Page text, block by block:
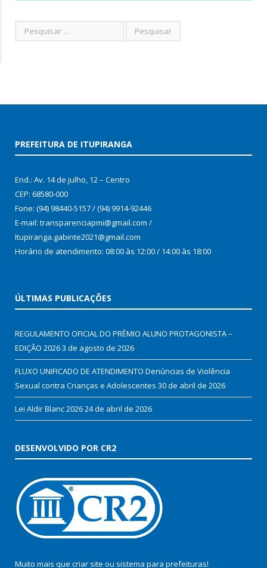
PREFEITURA DE ITUPIRANGA
End.: Av. 14 de julho, 12 – Centro
CEP: 68580-000
Fone: (94) 98440-5157 / (94) 9914-92446
E-mail: transparenciapmi@gmail.com /
Itupiranga.gabinte2021@gmail.com
Horário de atendimento: 08:00 às 12:00 / 14:00 às 18:00
ÚLTIMAS PUBLICAÇÕES
REGULAMENTO OFICIAL DO PRÊMIO ALUNO PROTAGONISTA –
EDIÇÃO 20263 de agosto de 2026
FLUXO UNIFICADO DE ATENDIMENTO Denúncias de Violência
Sexual contra Crianças e Adolescentes 30 de abril de 2026
Lei Aldir Blanc 202624 de abril de 2026
DESENVOLVIDO POR CR2
Muito mais que criar site ou sistema para prefeituras!